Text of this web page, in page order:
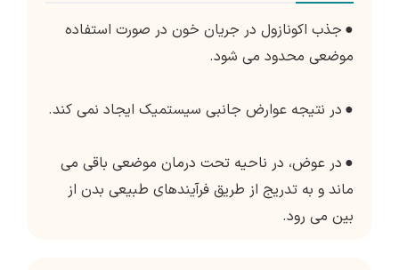
● جذب اکونازول در جریان خون در صورت استفاده
موضعی محدود می شود.
● در نتیجه عوارض جانبی سیستمیک ایجاد نمی کند.
● در عوض، در ناحیه تحت درمان موضعی باقی می
ماند و به تدریج از طریق فرآیندهای طبیعی بدن از
بین می رود.